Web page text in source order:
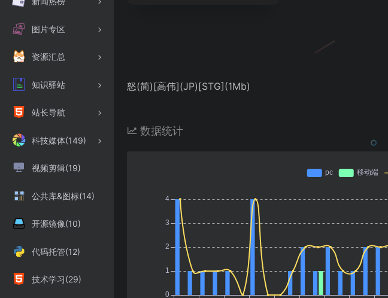
图片专区
资源汇总
知识驿站
站长导航
科技媒体(149)
视频剪辑(19)
公共库&图标(14)
开源镜像(10)
代码托管(12)
技术学习(29)
怒(简)[高伟](JP)[STG](1Mb)
数据统计